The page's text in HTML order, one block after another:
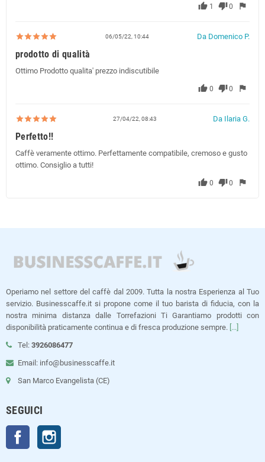
thumb_up 1 thumb_down0 flag
06/05/22, 10:44 Da Domenico P.
prodotto di qualità
Ottimo Prodotto qualita' prezzo indiscutibile
thumb_up 0 thumb_down0 flag
27/04/22, 08:43 Da Ilaria G.
Perfetto!!
Caffè veramente ottimo. Perfettamente compatibile, cremoso e gusto
ottimo. Consiglio a tutti!
thumb_up 0 thumb_down0 flag
Operiamo nel settore del caffè dal 2009. Tutta la nostra Esperienza al Tuo
servizio. Businesscaffe.it si propone come il tuo barista di fiducia, con la
nostra minima distanza dalle Torrefazioni Ti Garantiamo prodotti con
disponibilità praticamente continua e di fresca produzione sempre. [...]
Tel: 3926086477
Email: info@businesscaffe.it
San Marco Evangelista (CE)
SEGUICI
Facebook